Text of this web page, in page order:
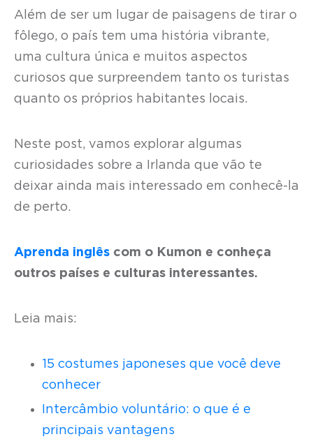
Além de ser um lugar de paisagens de tirar o
fôlego, o país tem uma história vibrante,
uma cultura única e muitos aspectos
curiosos que surpreendem tanto os turistas
quanto os próprios habitantes locais.
Neste post, vamos explorar algumas
curiosidades sobre a Irlanda que vão te
deixar ainda mais interessado em conhecê-la
de perto.
Aprenda inglês com o Kumon e conheça
outros países e culturas interessantes.
Leia mais:
15 costumes japoneses que você deve
conhecer
Intercâmbio voluntário: o que é e
principais vantagens